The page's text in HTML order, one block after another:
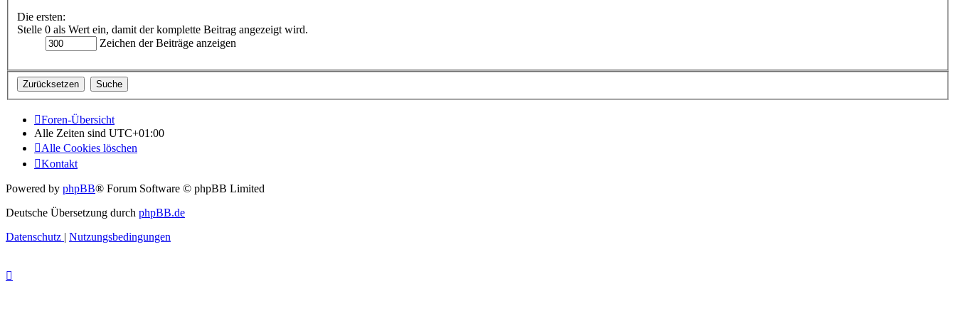
Die ersten:
Stelle 0 als Wert ein, damit der komplette Beitrag angezeigt wird.
Zeichen der Beiträge anzeigen
Foren-Übersicht
Alle Zeiten sind UTC+01:00
Alle Cookies löschen
Kontakt
Powered by phpBB® Forum Software © phpBB Limited
Deutsche Übersetzung durch phpBB.de
Datenschutz | Nutzungsbedingungen